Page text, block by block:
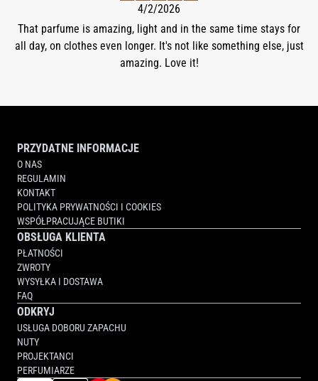
4/2/2026
That parfume is amazing, light and in the same time stays for
all day, on clothes even longer. It's not like something else, just
amazing. Love it!
PRZYDATNE INFORMACJE
O NAS
REGULAMIN
KONTAKT
POLITYKA PRYWATNOŚCI I COOKIES
WSPÓŁPRACUJĄCE BUTIKI
OBSŁUGA KLIENTA
PŁATNOŚCI
ZWROTY
WYSYŁKA I DOSTAWA
FAQ
ODKRYJ
USŁUGA DOBORU ZAPACHU
NUTY
PROJEKTANCI
PERFUMIARZE